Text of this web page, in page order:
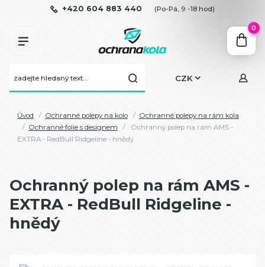
CZK
+420 604 883 440 (Po-Pá, 9 -18 hod)
0
Úvod Ochranné polepy na kolo
Ochranné polepy na rám kola
Ochranné folie s designem
Ochranný polep na rám AMS -
EXTRA - RedBull Ridgeline - hnědý
Ochranný polep na rám AMS -
EXTRA - RedBull Ridgeline -
hnědý